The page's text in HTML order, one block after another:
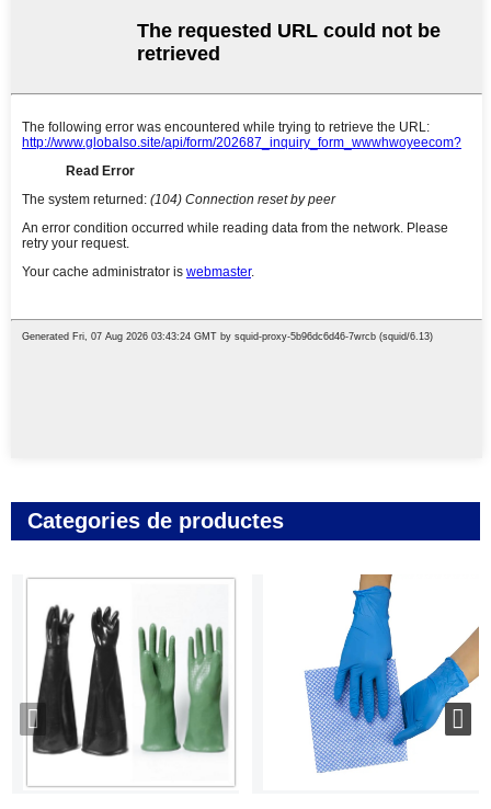
Categories de productes